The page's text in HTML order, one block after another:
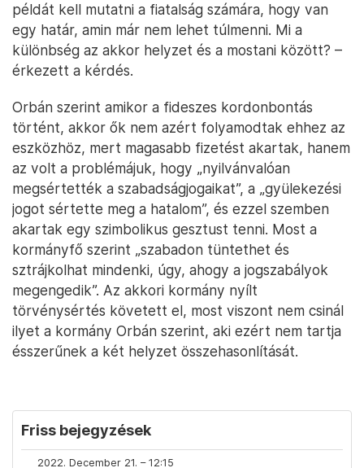
példát kell mutatni a fiatalság számára, hogy van
egy határ, amin már nem lehet túlmenni. Mi a
különbség az akkor helyzet és a mostani között? –
érkezett a kérdés.
Orbán szerint amikor a fideszes kordonbontás
történt, akkor ők nem azért folyamodtak ehhez az
eszközhöz, mert magasabb fizetést akartak, hanem
az volt a problémájuk, hogy „nyilvánvalóan
megsértették a szabadságjogaikat”, a „gyülekezési
jogot sértette meg a hatalom”, és ezzel szemben
akartak egy szimbolikus gesztust tenni. Most a
kormányfő szerint „szabadon tüntethet és
sztrájkolhat mindenki, úgy, ahogy a jogszabályok
megengedik”. Az akkori kormány nyílt
törvénysértés követett el, most viszont nem csinál
ilyet a kormány Orbán szerint, aki ezért nem tartja
ésszerűnek a két helyzet összehasonlítását.
Friss bejegyzések
2022. December 21. – 12:15